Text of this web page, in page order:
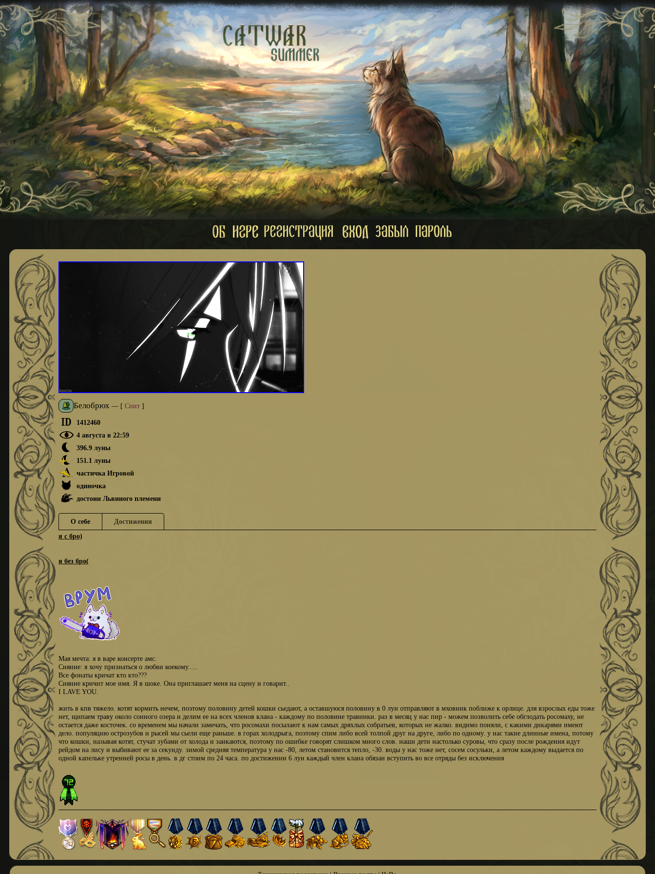
Белобрюх — [ Спит]
1412460
4 августа в 22:59
396.9 луны
151.1 луны
частичка Игровой
одиночка
достоин Львиного племени
О себе
Достижения
я с бро)
я без бро(
Мая мечта: я в варе консерте амс.
Сияние: я хочу признаться о любви коекому.....
Все фонаты кричат кто кто???
Сияние кричит мое имя. Я в шоке. Она приглашает меня на сцену и говарит..
I LAVE YOU.
жить в кпв тяжело. котят кормить нечем, поэтому половину детей кошки сьедают, а оставшуюся половину в 0 лун отправляют в мховник поближе к орлице. для взрослых еды тоже
нет, щипаем траву около сонного озера и делим ее на всех членов клана - каждому по половине травинки. раз в месяц у нас пир - можем позволить себе обглодать росомаху, не
остается даже косточек. со временем мы начали замечать, что росомахи посылают к нам самых дряхлых собратьев, которых не жалко. видимо поняли, с какими дикарями имеют
дело. популяцию острозубов и рысей мы сьели еще раньше. в горах холодрыга, поэтому спим либо всей толпой друг на друге, либо по одному. у нас такие длинные имена, потому
что кошки, называя котят, стучат зубами от холода и заикаются, поэтому по ошибке говорят слишком много слов. наши дети настолько суровы, что сразу после рождения идут
рейдом на лису и выбивают ее за секунду. зимой средняя температура у нас -80, летом становится тепло, -30. воды у нас тоже нет, сосем сосульки, а летом каждому выдается по
одной капельке утренней росы в день. в дг стоим по 24 часа. по достижении 6 лун каждый член клана обязан вступить во все отряды без исключения